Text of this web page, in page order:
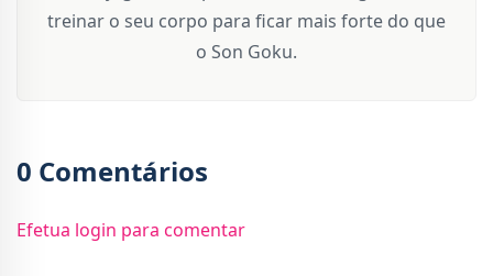
treinar o seu corpo para ficar mais forte do que
o Son Goku.
0 Comentários
Efetua login para comentar